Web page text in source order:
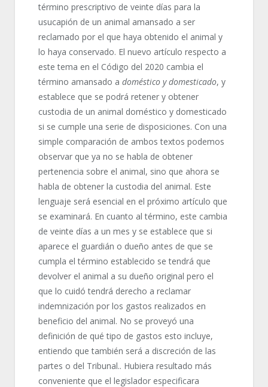
término prescriptivo de veinte días para la
usucapión de un animal amansado a ser
reclamado por el que haya obtenido el animal y
lo haya conservado. El nuevo artículo respecto a
este tema en el Código del 2020 cambia el
término amansado a doméstico y domesticado, y
establece que se podrá retener y obtener
custodia de un animal doméstico y domesticado
si se cumple una serie de disposiciones. Con una
simple comparación de ambos textos podemos
observar que ya no se habla de obtener
pertenencia sobre el animal, sino que ahora se
habla de obtener la custodia del animal. Este
lenguaje será esencial en el próximo artículo que
se examinará. En cuanto al término, este cambia
de veinte días a un mes y se establece que si
aparece el guardián o dueño antes de que se
cumpla el término establecido se tendrá que
devolver el animal a su dueño original pero el
que lo cuidó tendrá derecho a reclamar
indemnización por los gastos realizados en
beneficio del animal. No se proveyó una
definición de qué tipo de gastos esto incluye,
entiendo que también será a discreción de las
partes o del Tribunal.. Hubiera resultado más
conveniente que el legislador especificara